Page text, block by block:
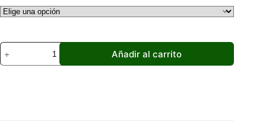
Skechers
GO
WALK
Añadir al carrito